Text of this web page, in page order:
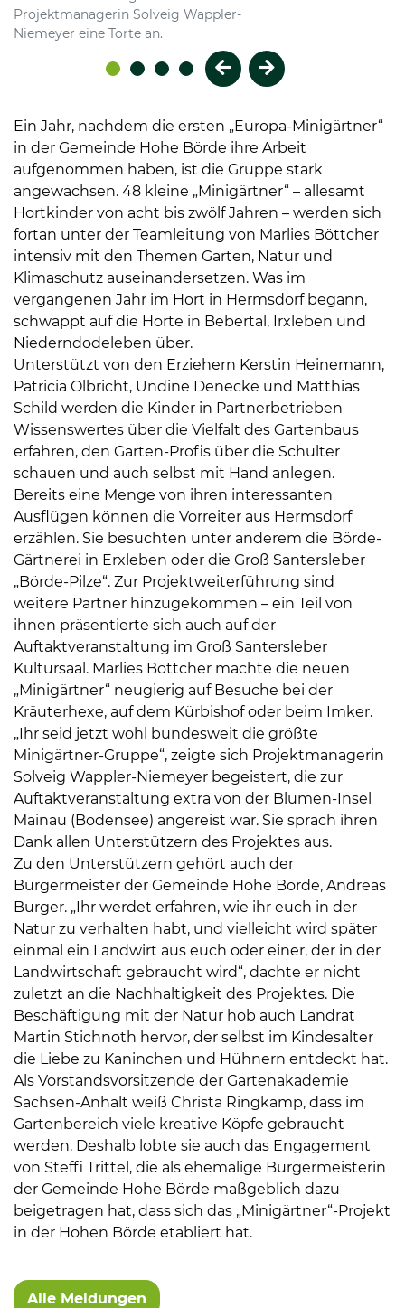
Projektmanagerin Solveig Wappler-
Niemeyer eine Torte an.
Vorheriges Element
Nächstes Element
Ein Jahr, nachdem die ersten „Europa-Minigärtner“
in der Gemeinde Hohe Börde ihre Arbeit
aufgenommen haben, ist die Gruppe stark
angewachsen. 48 kleine „Minigärtner“ – allesamt
Hortkinder von acht bis zwölf Jahren – werden sich
fortan unter der Teamleitung von Marlies Böttcher
intensiv mit den Themen Garten, Natur und
Klimaschutz auseinandersetzen. Was im
vergangenen Jahr im Hort in Hermsdorf begann,
schwappt auf die Horte in Bebertal, Irxleben und
Niederndodeleben über.
Unterstützt von den Erziehern Kerstin Heinemann,
Patricia Olbricht, Undine Denecke und Matthias
Schild werden die Kinder in Partnerbetrieben
Wissenswertes über die Vielfalt des Gartenbaus
erfahren, den Garten-Profis über die Schulter
schauen und auch selbst mit Hand anlegen.
Bereits eine Menge von ihren interessanten
Ausflügen können die Vorreiter aus Hermsdorf
erzählen. Sie besuchten unter anderem die Börde-
Gärtnerei in Erxleben oder die Groß Santersleber
„Börde-Pilze“. Zur Projektweiterführung sind
weitere Partner hinzugekommen – ein Teil von
ihnen präsentierte sich auch auf der
Auftaktveranstaltung im Groß Santersleber
Kultursaal. Marlies Böttcher machte die neuen
„Minigärtner“ neugierig auf Besuche bei der
Kräuterhexe, auf dem Kürbishof oder beim Imker.
„Ihr seid jetzt wohl bundesweit die größte
Minigärtner-Gruppe“, zeigte sich Projektmanagerin
Solveig Wappler-Niemeyer begeistert, die zur
Auftaktveranstaltung extra von der Blumen-Insel
Mainau (Bodensee) angereist war. Sie sprach ihren
Dank allen Unterstützern des Projektes aus.
Zu den Unterstützern gehört auch der
Bürgermeister der Gemeinde Hohe Börde, Andreas
Burger. „Ihr werdet erfahren, wie ihr euch in der
Natur zu verhalten habt, und vielleicht wird später
einmal ein Landwirt aus euch oder einer, der in der
Landwirtschaft gebraucht wird“, dachte er nicht
zuletzt an die Nachhaltigkeit des Projektes. Die
Beschäftigung mit der Natur hob auch Landrat
Martin Stichnoth hervor, der selbst im Kindesalter
die Liebe zu Kaninchen und Hühnern entdeckt hat.
Als Vorstandsvorsitzende der Gartenakademie
Sachsen-Anhalt weiß Christa Ringkamp, dass im
Gartenbereich viele kreative Köpfe gebraucht
werden. Deshalb lobte sie auch das Engagement
von Steffi Trittel, die als ehemalige Bürgermeisterin
der Gemeinde Hohe Börde maßgeblich dazu
beigetragen hat, dass sich das „Minigärtner“-Projekt
in der Hohen Börde etabliert hat.
Alle Meldungen